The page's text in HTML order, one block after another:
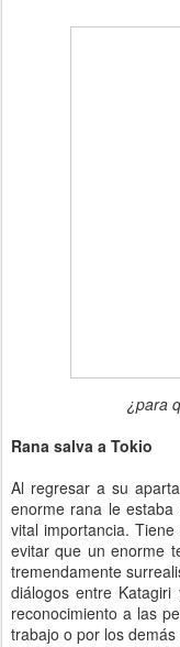
¿para
Rana salva a Tokio
Al regresar a su
enorme rana le
vital importancia.
evitar que un enorme
tremendamente
diálogos entre
reconocimiento a las
trabajo o por los